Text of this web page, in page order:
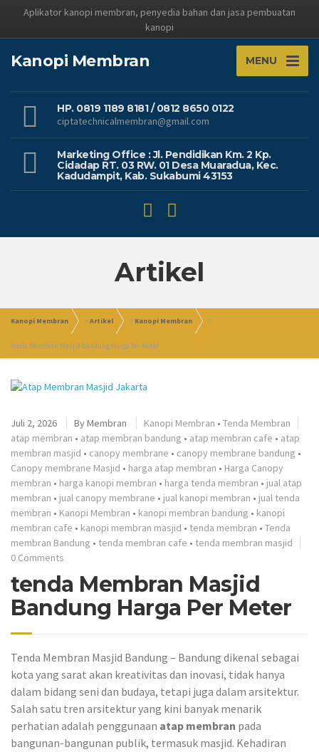
Aplikator kanopi membran, penyedia bahan dan jasa pembuatan
kanopi
Kanopi Membran MENU
HP. 0819 1189 8181 / 0812 8650 0122
ciptatechnicalmembran@gmail.com
Marketing Office : Jl. Pendidikan Km. 2 Kp.
Cidadap RT. 03 RW. 01 Desa Muaradua, Kec.
Kadudampit, Kab. Sukabumi 43153
Artikel
Kanopi Membran >Artikel > Kanopi Membran >
tenda Membran Masjid Bandung Harga Per Meter
Juli 2, 2026 ByMembran Kanopi Membran • Tenda Membran
atap membran • atap membran bandung • atap membran cafe • atap
membran masjid • canopy membrane • canopy membrane bandung •
Canopy membrane Masjid • harga atap membran • Harga Canopy
membran • harga kanopi membran • harga tenda membran • jual atap
membran • jual canopy membrane • jual kanopi membran • jual tenda
membran • Kanopi Membran • kanopi membran bandung • kanopi
membran cafe • kanopi membran masjid • tenda membran • Tenda
membran Bandung • tenda membran cafe • tenda membran masjid
0 Comments
tenda Membran Masjid
Bandung Harga Per Meter
Tenda Membran Masjid Bandung – Bandung dikenal sebagai
kota yang sarat akan kreativitas dan inovasi, tidak hanya
dalam bidang seni dan budaya, tetapi juga dalam arsitektur.
Salah satu tren arsitektur yang kini banyak menarik
perhatian adalah penggunaan atap membran pada
bangunan-bangunan publik, termasuk masjid. Kehadiran